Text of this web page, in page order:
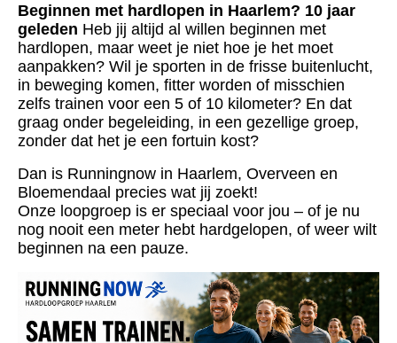
Beginnen met hardlopen in Haarlem? 10 jaar
geleden Heb jij altijd al willen beginnen met
hardlopen, maar weet je niet hoe je het moet
aanpakken? Wil je sporten in de frisse buitenlucht,
in beweging komen, fitter worden of misschien
zelfs trainen voor een 5 of 10 kilometer? En dat
graag onder begeleiding, in een gezellige groep,
zonder dat het je een fortuin kost?
Dan is Runningnow in Haarlem, Overveen en
Bloemendaal precies wat jij zoekt!
Onze loopgroep is er speciaal voor jou – of je nu
nog nooit een meter hebt hardgelopen, of weer wilt
beginnen na een pauze.